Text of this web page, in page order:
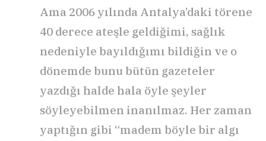
Ama 2006 yılında Antalya’daki törene
40 derece ateşle geldiğimi, sağlık
nedeniyle bayıldığımı bildiğin ve o
dönemde bunu bütün gazeteler
yazdığı halde hala öyle şeyler
söyleyebilmen inanılmaz. Her zaman
yaptığın gibi “madem böyle bir algı